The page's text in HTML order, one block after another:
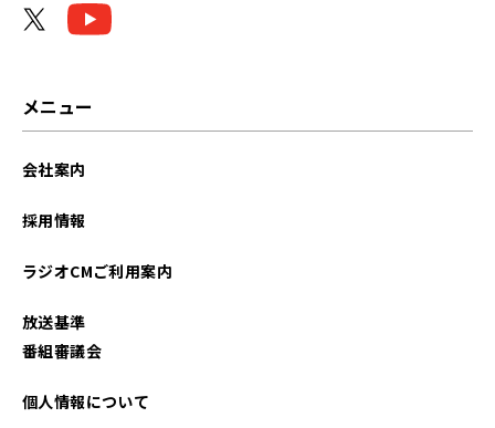
メニュー
会社案内
採用情報
ラジオCMご利用案内
放送基準
番組審議会
個人情報について